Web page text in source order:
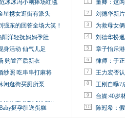
冰冰冯小刚捧场红毯
星携女逛街有派头
东的回答全场大笑！
阳洋轻抚妈妈孕肚
身活动 仙气儿足
购置产后新衣
纱照 吃串串打麻将
闲逛街买厕所泵
媒体要求删掉这照片
挺孕肚送蛋糕
董卿：这
2 刘德华新
3 为救母女
4 刘德华扮
5 章子怡斥
6 律师：于
7 王力宏否
8 王刚自曝7
9 台媒:40岁
10 陈冠希：